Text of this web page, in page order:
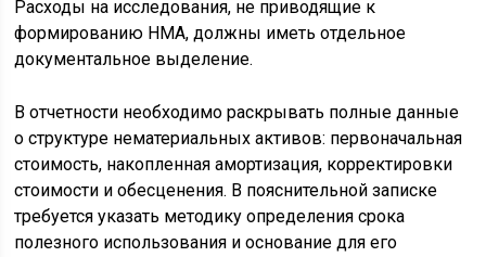
Расходы на исследования, не приводящие к
формированию НМА, должны иметь отдельное
документальное выделение.
В отчетности необходимо раскрывать полные данные
о структуре нематериальных активов: первоначальная
стоимость, накопленная амортизация, корректировки
стоимости и обесценения. В пояснительной записке
требуется указать методику определения срока
полезного использования и основание для его